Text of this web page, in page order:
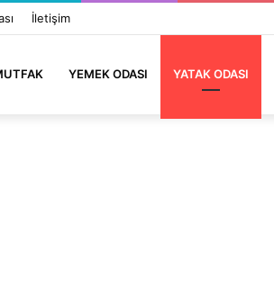
İletişim
YEMEK ODASI YATAK ODASI